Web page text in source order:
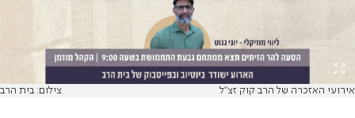
אירועי האזכרה של הרב קוק זצ"ל צילום: בית הרב